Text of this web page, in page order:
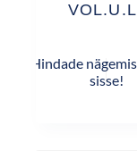
Hindade
sisse!